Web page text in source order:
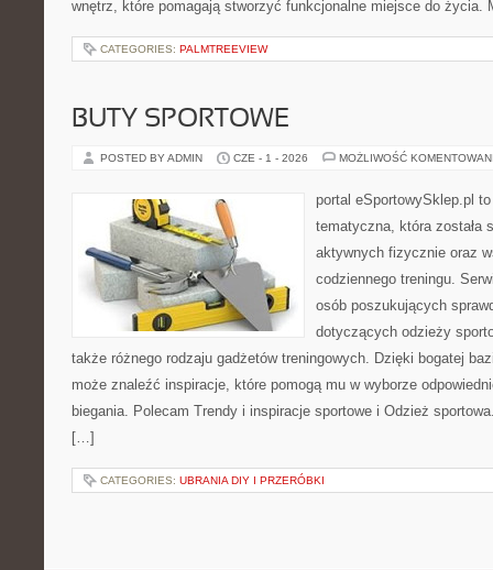
wnętrz, które pomagają stworzyć funkcjonalne miejsce do
CATEGORIES: PALMTREEVIEW
BUTY SPORTOWE
POSTED BY ADMIN CZE - 1 - 2026 MOŻLIWOŚĆ
portal eSportowySklep.pl
tematyczna, która została
aktywnych fizycznie oraz
codziennego treningu.
osób poszukujących
dotyczących odzieży
także różnego rodzaju gadżetów treningowych. Dzięki bogatej
może znaleźć inspiracje, które pomogą mu w wyborze
biegania. Polecam Trendy i inspiracje sportowe i Odzież
[…]
CATEGORIES: UBRANIA DIY I PRZERÓBKI